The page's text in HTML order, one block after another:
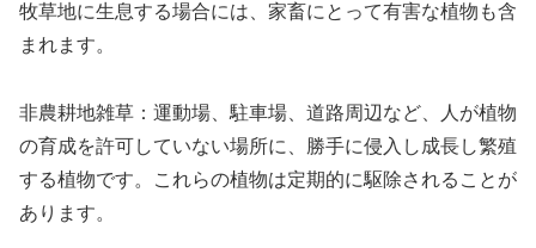
牧草地に生息する場合には、家畜にとって有害な植物も含
まれます。
非農耕地雑草：運動場、駐車場、道路周辺など、人が植物
の育成を許可していない場所に、勝手に侵入し成長し繁殖
する植物です。これらの植物は定期的に駆除されることが
あります。